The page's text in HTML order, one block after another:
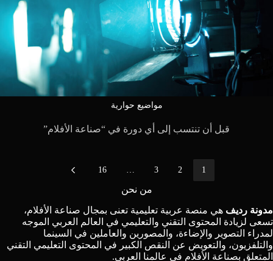
مواضيع حوارية
قبل أن تنتسب إلى أي دورة في “صناعة الأفلام”
1
2
3
16
من نحن
مدونة رديف هي منصة عربية تعليمية تعنى بمجال صناعة الأفلام،
تسعى لزيادة المحتوى التقني والتعليمي في العالم العربي الموجه
لمدراء التصوير والإضاءة، والمصورين والعاملين في السينما
والتلفزيون، والتعويض عن النقص الكبير في المحتوى التعليمي التقني
المتعلق بصناعة الأفلام في عالمنا العربي.